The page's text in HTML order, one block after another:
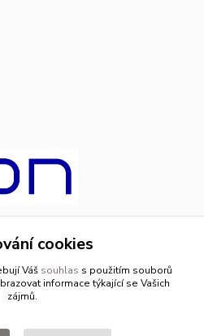
cookies
Váš souhlas s použitím souborů
informace týkající se Vašich
zájmů.